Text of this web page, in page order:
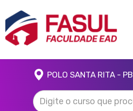
POLO SANTA RITA - PB